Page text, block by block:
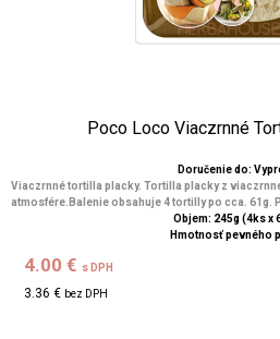
Poco Loco Viaczrnné
Doručenie do:
Viaczrnné tortilla placky. Tortilla placky z
atmosfére.Balenie obsahuje 4 tortilly po cca. 61g.
Objem: 245g (4ks x
Hmotnosť pevného
4.00 € s DPH
3.36 € bez DPH